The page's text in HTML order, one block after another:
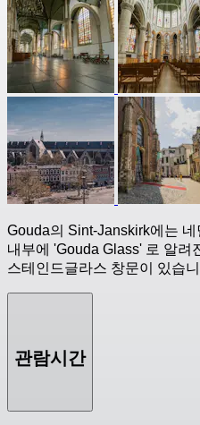
Gouda의 Sint-Janskirk에는 네
내부에 'Gouda Glass' 로 알려
스테인드글라스 창문이 있습
관람시간